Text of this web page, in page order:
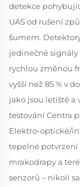
detekce
UAS od rušení
šumem.
jedinečné signály
rychlou změnou
vyšší než 85 % v
jako jsou letiště
testování Centra
Elektro-optické/
tepelné potvrzení
mrakodrapy a
senzorů – nikoli